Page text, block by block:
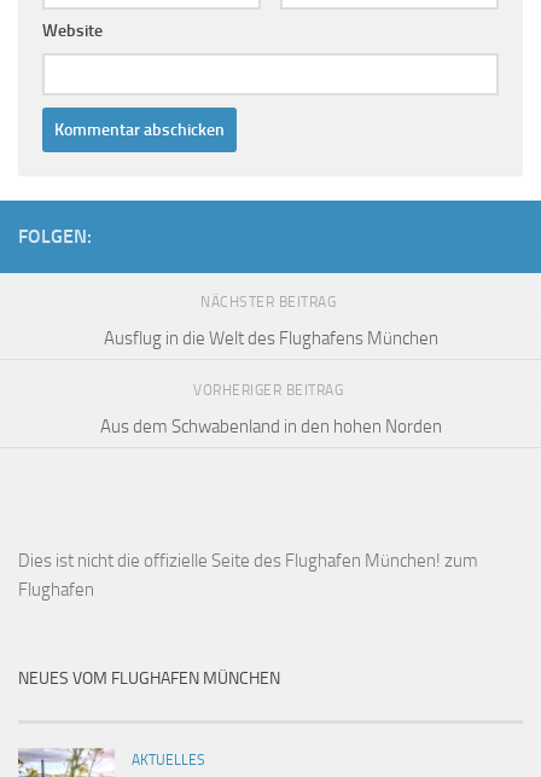
Website
FOLGEN:
NÄCHSTER BEITRAG
Ausflug in die Welt des Flughafens München
VORHERIGER BEITRAG
Aus dem Schwabenland in den hohen Norden
Dies ist nicht die offizielle Seite des Flughafen München! zum
Flughafen
NEUES VOM FLUGHAFEN MÜNCHEN
AKTUELLES